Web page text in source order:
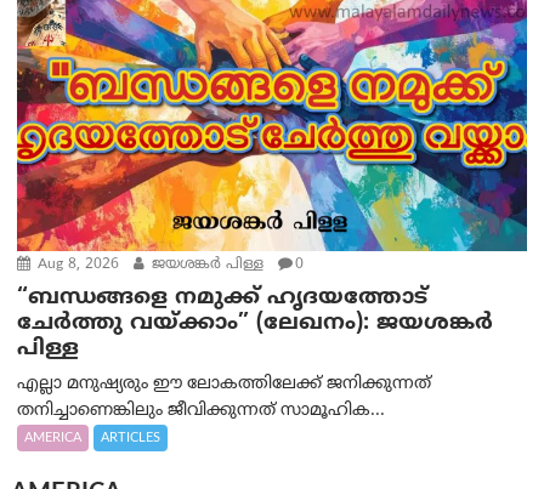
Aug 8, 2026 ജയശങ്കര്‍ പിള്ള 0
“ബന്ധങ്ങളെ നമുക്ക് ഹൃദയത്തോട്
ചേർത്തു വയ്ക്കാം” (ലേഖനം): ജയശങ്കര്‍
പിള്ള
എല്ലാ മനുഷ്യരും ഈ ലോകത്തിലേക്ക് ജനിക്കുന്നത്
തനിച്ചാണെങ്കിലും ജീവിക്കുന്നത് സാമൂഹിക...
AMERICA ARTICLES